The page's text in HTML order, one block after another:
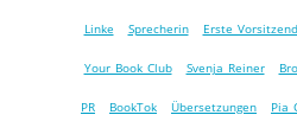
Linke Sprecherin Erste
Your Book Club Svenja Reiner
PR BookTok Übersetzungen Pia